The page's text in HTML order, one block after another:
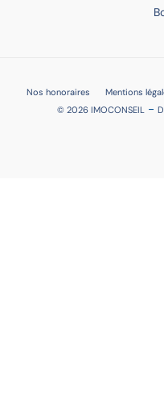
Nos honoraires Mentions
© 2026 IMOCONSEIL -